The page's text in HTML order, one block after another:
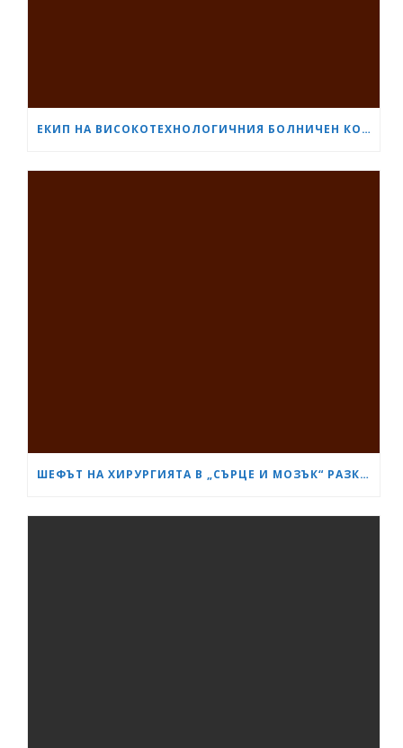
ЕКИП НА ВИСОКОТЕХНОЛОГИЧНИЯ БОЛНИЧЕН КОМПЛЕКС „СЪРЦЕ И МОЗЪК“ – ПЛЕВЕН ИЗВЪРШИ ЕДНА ОТ НАЙ-СЛОЖНИТЕ ОПЕРАЦИИ В ОНКОЛОГИЧНАТА ХИРУРГИЯ
ШЕФЪТ НА ХИРУРГИЯТА В „СЪРЦЕ И МОЗЪК“ РАЗКРИ КАК СА ИЗТРЪГНАЛИ ОТ СМЪРТТА ОЦЕЛЕЛИЯ ОТ КАСАПНИЦАТА НА „ТРАКИЯ“